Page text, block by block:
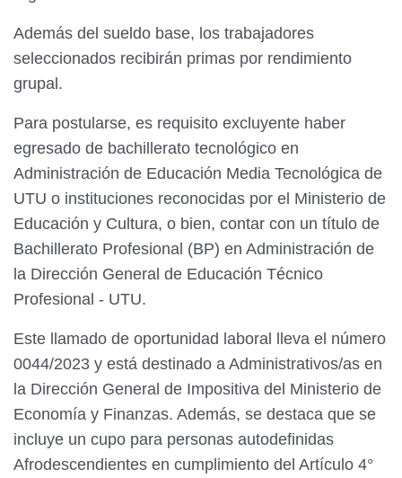
Además del sueldo base, los trabajadores
seleccionados recibirán primas por rendimiento
grupal.
Para postularse, es requisito excluyente haber
egresado de bachillerato tecnológico en
Administración de Educación Media Tecnológica de
UTU o instituciones reconocidas por el Ministerio de
Educación y Cultura, o bien, contar con un título de
Bachillerato Profesional (BP) en Administración de
la Dirección General de Educación Técnico
Profesional - UTU.
Este llamado de oportunidad laboral lleva el número
0044/2023 y está destinado a Administrativos/as en
la Dirección General de Impositiva del Ministerio de
Economía y Finanzas. Además, se destaca que se
incluye un cupo para personas autodefinidas
Afrodescendientes en cumplimiento del Artículo 4°